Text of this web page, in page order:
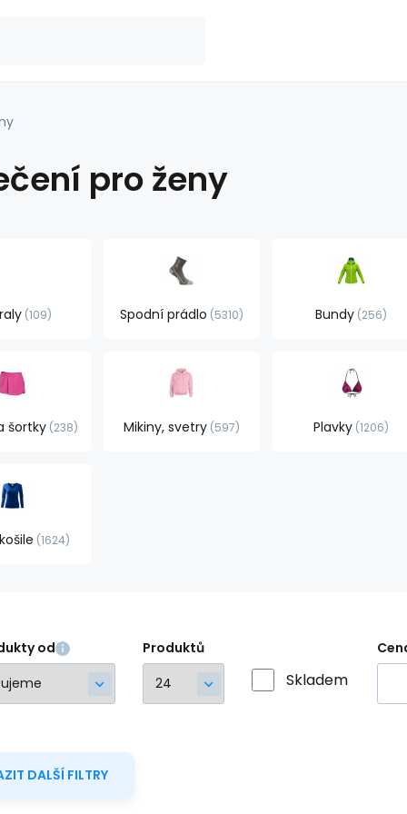
pro ženy
109 Spodní prádlo 5310 Bundy 256
šortky 238 Mikiny, svetry 597 Plavky 1206
1624
od Produktů
Skladem
DALŠÍ FILTRY